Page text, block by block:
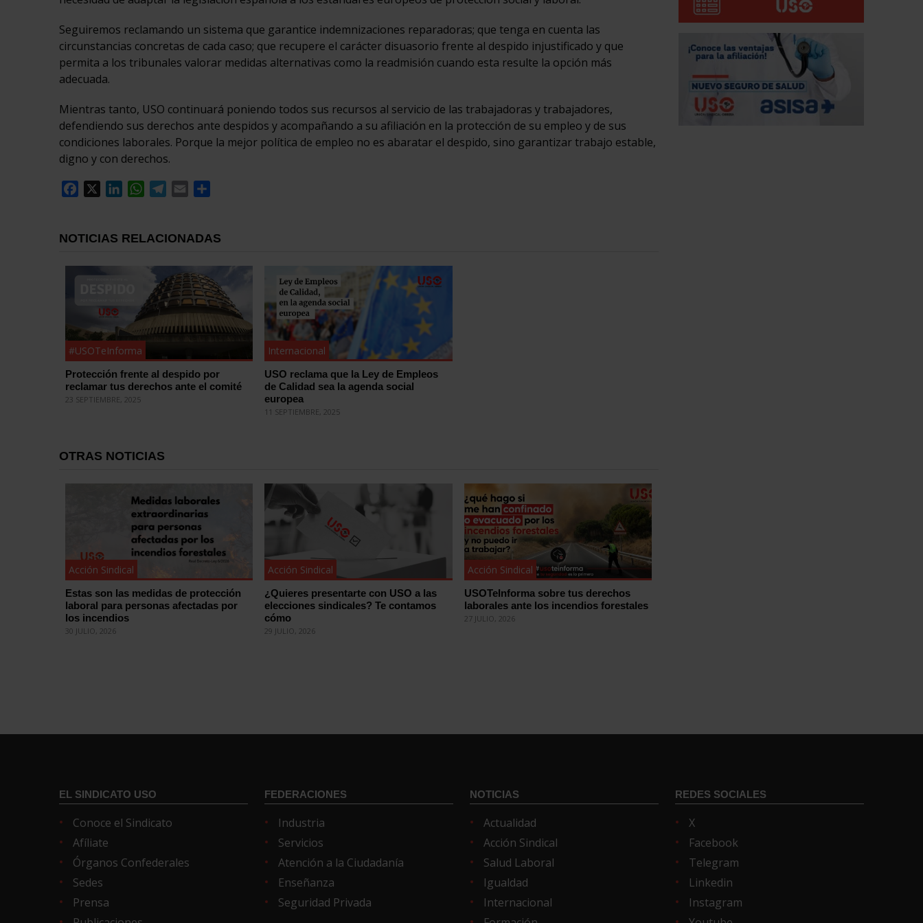
Seguiremos reclamando un sistema que garantice indemnizaciones reparadoras; que tenga en cuenta las
circunstancias concretas de cada caso; que recupere el carácter disuasorio frente al despido injustificado y que
permita a los tribunales valorar medidas alternativas como la readmisión cuando esta resulte la opción más
adecuada.
Mientras tanto, USO continuará poniendo todos sus recursos al servicio de las trabajadoras y trabajadores,
defendiendo sus derechos ante despidos y acompañando a su afiliación en la protección de su empleo y de sus
condiciones laborales. Porque la mejor política de empleo no es abaratar el despido, sino garantizar trabajo estable,
digno y con derechos.
Facebook
LinkedInWhatsApp
Telegram
Email
NOTICIAS RELACIONADAS
#USOTeInforma
Protección frente al despido por
reclamar tus derechos ante el comité
23 SEPTIEMBRE, 2025
Internacional
USO reclama que la Ley de Empleos
de Calidad sea la agenda social
europea
11 SEPTIEMBRE, 2025
OTRAS NOTICIAS
Acción Sindical
Estas son las medidas de protección
laboral para personas afectadas por
los incendios
30 JULIO, 2026
Acción Sindical
¿Quieres presentarte con USO a las
elecciones sindicales? Te contamos
cómo
29 JULIO, 2026
Acción Sindical
USOTeInforma sobre tus derechos
laborales ante los incendios forestales
27 JULIO, 2026
EL SINDICATO USO
Conoce el Sindicato
Afíliate
Órganos Confederales
Sedes
Prensa
FEDERACIONES
Industria
Servicios
Atención a la Ciudadanía
Enseñanza
Seguridad Privada
NOTICIAS
Actualidad
Acción Sindical
Salud Laboral
Igualdad
Internacional
REDES SOCIALES
X
Facebook
Telegram
Linkedin
Instagram